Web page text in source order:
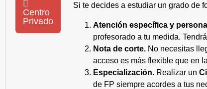
Centro
Privado
Si te decides a estudiar un grado de
Atención específica y
profesorado a tu medida.
Nota de corte. No necesitas
acceso es más flexible que en
Especialización. Realizar un
de FP siempre acordes a tus